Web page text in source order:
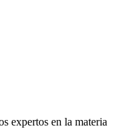
expertos en la materia